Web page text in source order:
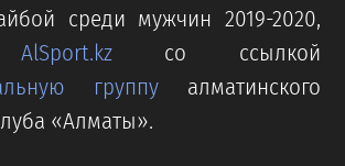
среди мужчин 2019-2020,
AlSport.kzсо ссылкой
группуалматинского
«Алматы».